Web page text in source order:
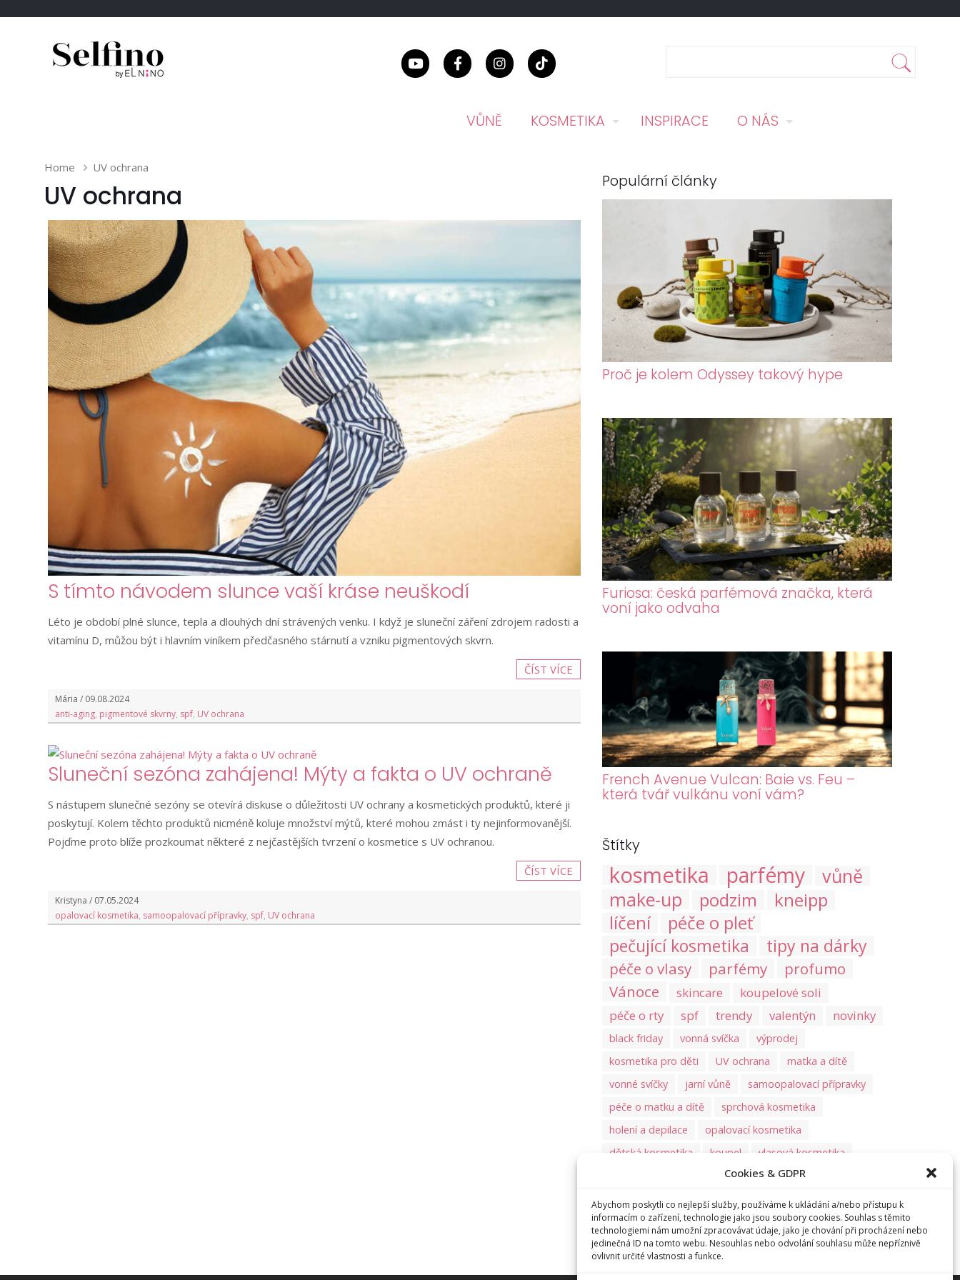
Cookies & GDPR
Abychom poskytli co nejlepší služby, používáme k ukládání a/nebo přístupu k
informacím o zařízení, technologie jako jsou soubory cookies. Souhlas s těmito
technologiemi nám umožní zpracovávat údaje, jako je chování při procházení nebo
jedinečná ID na tomto webu. Nesouhlas nebo odvolání souhlasu může nepříznivě
ovlivnit určité vlastnosti a funkce.
VŮNĚ KOSMETIKA INSPIRACE O NÁS
Home UV ochrana
UV ochrana
S tímto návodem slunce vaší kráse neuškodí
Léto je období plné slunce, tepla a dlouhých dní strávených venku. I když je sluneční záření zdrojem radosti a
vitamínu D, můžou být i hlavním viníkem předčasného stárnutí a vzniku pigmentových skvrn.
ČÍST VÍCE
Mária / 09.08.2024
anti-aging, pigmentové skvrny, spf, UV ochrana
Sluneční sezóna zahájena! Mýty a fakta o UV ochraně
S nástupem slunečné sezóny se otevírá diskuse o důležitosti UV ochrany a kosmetických produktů, které ji
poskytují. Kolem těchto produktů nicméně koluje množství mýtů, které mohou zmást i ty nejinformovanější.
Pojďme proto blíže prozkoumat některé z nejčastějších tvrzení o kosmetice s UV ochranou.
ČÍST VÍCE
Kristyna / 07.05.2024
opalovací kosmetika, samoopalovací přípravky, spf, UV ochrana
Populární články
Proč je kolem Odyssey takový hype
Furiosa: česká parfémová značka, která
voní jako odvaha
French Avenue Vulcan: Baie vs. Feu –
která tvář vulkánu voní vám?
Štítky
kosmetika parfémy
vůně
make-up
podzim
kneipp
líčení
péče o pleť
pečující kosmetika tipy na dárky
péče o vlasy parfémy
profumo
Vánoce
skincare
koupelové soli
péče o rty
spf trendy valentýn novinky
black friday vonná svíčka
výprodej
kosmetika pro děti
UV ochrana
matka a dítě
vonné svíčky
jarní vůně
samoopalovací přípravky
péče o matku a dítě
sprchová kosmetika
holení a depilace
opalovací kosmetika
dětská kosmetika
koupel
vlasová kosmetika
tělová kosmetika virální hity
Parfémové vrstvení vlasy suché šampony korejská kosmetika